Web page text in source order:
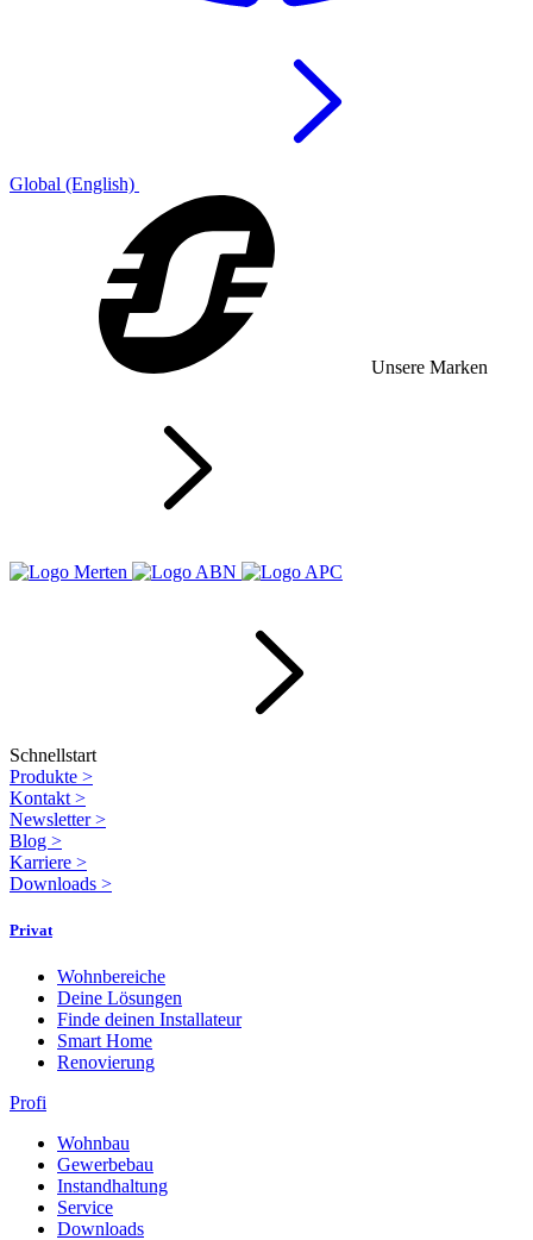
Global (English)
Unsere Marken
Schnellstart
Produkte >
Kontakt >
Newsletter>
Blog >
Karriere >
Downloads >
Privat
Wohnbereiche
Deine Lösungen
Finde deinen Installateur
Smart Home
Renovierung
Profi
Wohnbau
Gewerbebau
Instandhaltung
Service
Downloads